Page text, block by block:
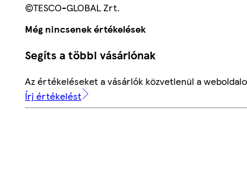
©TESCO-GLOBAL Zrt.
Még nincsenek értékelések
Segíts a többi vásárlónak
Az értékeléseket a vásárlók közvetlenül a
Írj értékelést